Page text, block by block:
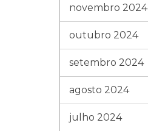
novembro 2024
outubro 2024
setembro 2024
agosto 2024
julho 2024